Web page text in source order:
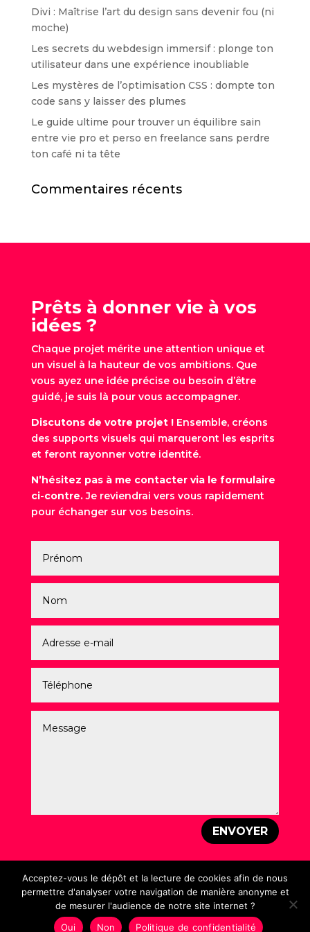
Divi : Maîtrise l’art du design sans devenir fou (ni
moche)
Les secrets du webdesign immersif : plonge ton
utilisateur dans une expérience inoubliable
Les mystères de l’optimisation CSS : dompte ton
code sans y laisser des plumes
Le guide ultime pour trouver un équilibre sain
entre vie pro et perso en freelance sans perdre
ton café ni ta tête
Commentaires récents
Prêts à donner vie à vos
idées ?
Chaque projet mérite une attention unique et
un visuel à la hauteur de vos ambitions. Que
vous ayez une idée précise ou besoin d’être
guidé, je suis là pour vous accompagner.
Discutons de votre projet !Ensemble, créons
des supports visuels qui marqueront les esprits
et feront rayonner votre identité.
N’hésitez pas à me contacter via le formulaire
ci-contre.Je reviendrai vers vous rapidement
pour échanger sur vos besoins.
ENVOYER
Mentions légales–Politique de Confidentialité
Création : Laurent PEREZ – © Un Vrai Graphiste – 2026
Acceptez-vous le dépôt et la lecture de cookies afin de nous
permettre d'analyser votre navigation de manière anonyme et
de mesurer l'audience de notre site internet ?
Oui
Non Politique de confidentialité